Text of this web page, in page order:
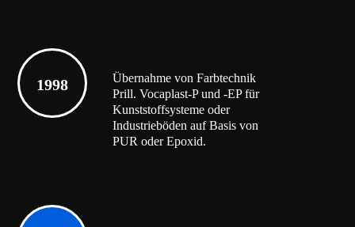
1998
Übernahme von Farbtechnik
Prill. Vocaplast-P und -EP für
Kunststoffsysteme oder
Industrieböden auf Basis von
PUR oder Epoxid.